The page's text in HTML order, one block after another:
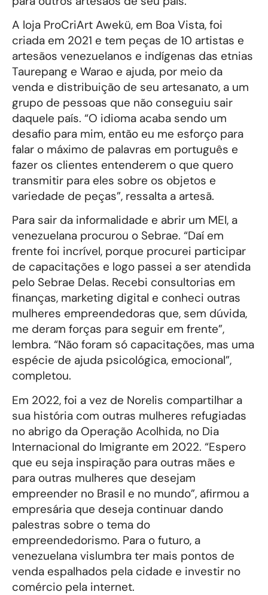
A loja ProCriArt Awekü, em Boa Vista, foi
criada em 2021 e tem peças de 10 artistas e
artesãos venezuelanos e indígenas das etnias
Taurepang e Warao e ajuda, por meio da
venda e distribuição de seu artesanato, a um
grupo de pessoas que não conseguiu sair
daquele país. “O idioma acaba sendo um
desafio para mim, então eu me esforço para
falar o máximo de palavras em português e
fazer os clientes entenderem o que quero
transmitir para eles sobre os objetos e
variedade de peças”, ressalta a artesã.
Para sair da informalidade e abrir um MEI, a
venezuelana procurou o Sebrae. “Daí em
frente foi incrível, porque procurei participar
de capacitações e logo passei a ser atendida
pelo Sebrae Delas. Recebi consultorias em
finanças, marketing digital e conheci outras
mulheres empreendedoras que, sem dúvida,
me deram forças para seguir em frente”,
lembra. “Não foram só capacitações, mas uma
espécie de ajuda psicológica, emocional”,
completou.
Em 2022, foi a vez de Norelis compartilhar a
sua história com outras mulheres refugiadas
no abrigo da Operação Acolhida, no Dia
Internacional do Imigrante em 2022. “Espero
que eu seja inspiração para outras mães e
para outras mulheres que desejam
empreender no Brasil e no mundo”, afirmou a
empresária que deseja continuar dando
palestras sobre o tema do
empreendedorismo. Para o futuro, a
venezuelana vislumbra ter mais pontos de
venda espalhados pela cidade e investir no
comércio pela internet.